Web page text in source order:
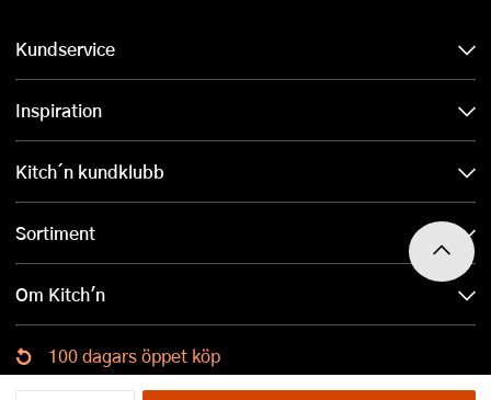
Kundservice
Inspiration
Kitch´n kundklubb
Sortiment
Om Kitch'n
100 dagars öppet köp
Ladda ned Kitch´n-appen